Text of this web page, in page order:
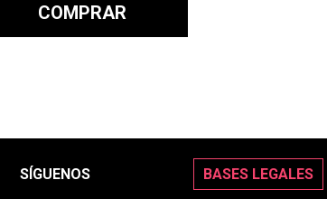
COMPRAR
SÍGUENOS BASES LEGALES